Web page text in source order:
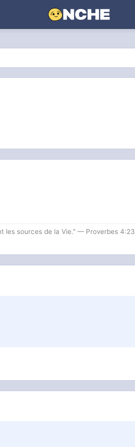
les sources de la Vie." — Proverbes 4:23